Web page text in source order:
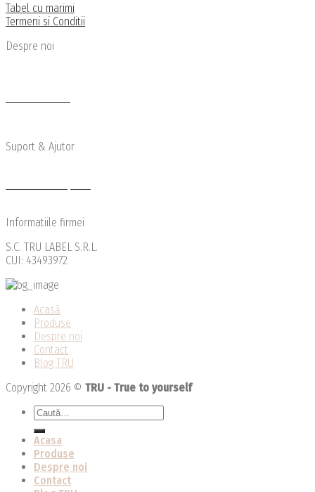
Tabel cu marimi
Termeni si Conditii
Despre noi
Suport & Ajutor
Informatiile firmei
S.C. TRU LABEL S.R.L.
CUI: 43493972
Acasă
Produse
Despre noi
Contact
Blog TRU
Copyright 2026 © TRU - True to yourself
Caută
după:
Acasa
Produse
Despre noi
Contact